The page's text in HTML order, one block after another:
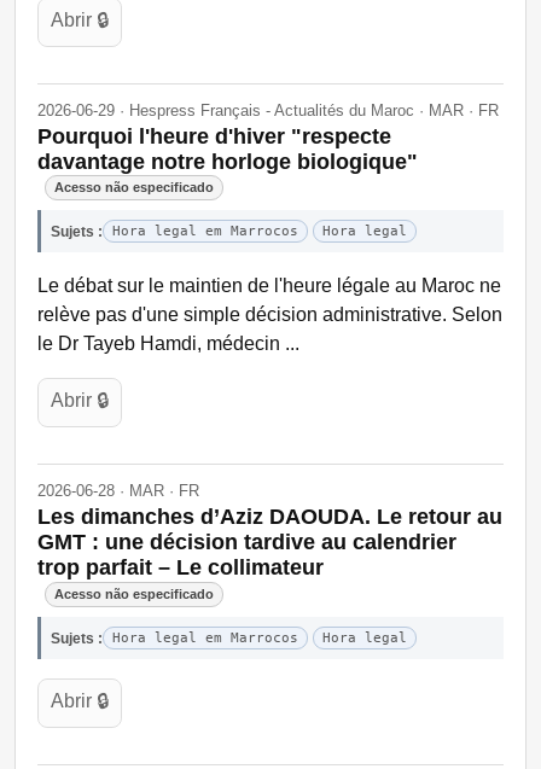
Abrir 🔒
2026-06-29 · Hespress Français - Actualités du Maroc · MAR · FR
Pourquoi l'heure d'hiver "respecte
davantage notre horloge biologique"
Acesso não especificado
Sujets : Hora legal em Marrocos Hora legal
Le débat sur le maintien de l'heure légale au Maroc ne
relève pas d'une simple décision administrative. Selon
le Dr Tayeb Hamdi, médecin ...
Abrir 🔒
2026-06-28 · MAR · FR
Les dimanches d’Aziz DAOUDA. Le retour au
GMT : une décision tardive au calendrier
trop parfait – Le collimateur
Acesso não especificado
Sujets : Hora legal em Marrocos Hora legal
Abrir 🔒